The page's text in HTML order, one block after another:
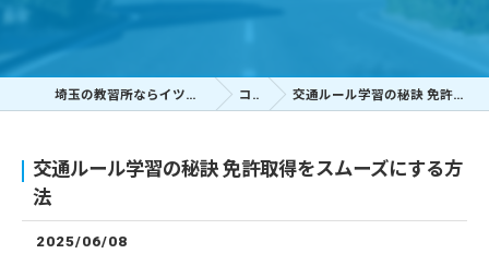
埼玉の教習所ならイツヤドライビングスクール コラム 交通ルール学習の秘訣 免許取得をスムーズにする方法
交通ルール学習の秘訣 免許取得をスムーズにする方
法
2025/06/08